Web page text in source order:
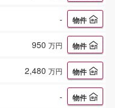
- 物件
950 万円 物件
2,480 万円 物件
- 物件